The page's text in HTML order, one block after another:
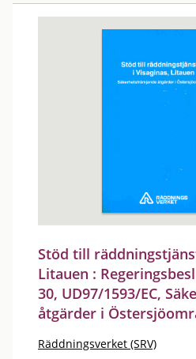
Stöd till
Litauen :
30, UD97/1593/EC,
åtgärder i
Räddningsverket (SRV)